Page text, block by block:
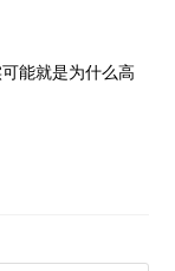
能就是为什么高